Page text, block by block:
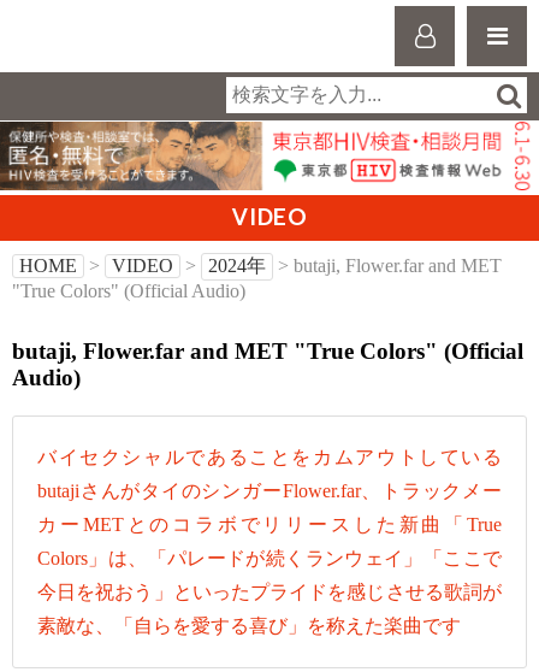
VIDEO
HOME > VIDEO > 2024年
> butaji, Flower.far and MET
"True Colors" (Official Audio)
butaji, Flower.far and MET "True Colors" (Official
Audio)
バイセクシャルであることをカムアウトしている
butajiさんがタイのシンガーFlower.far、トラックメー
カーMETとのコラボでリリースした新曲「True
Colors」は、「パレードが続くランウェイ」「ここで
今日を祝おう」といったプライドを感じさせる歌詞が
素敵な、「自らを愛する喜び」を称えた楽曲です